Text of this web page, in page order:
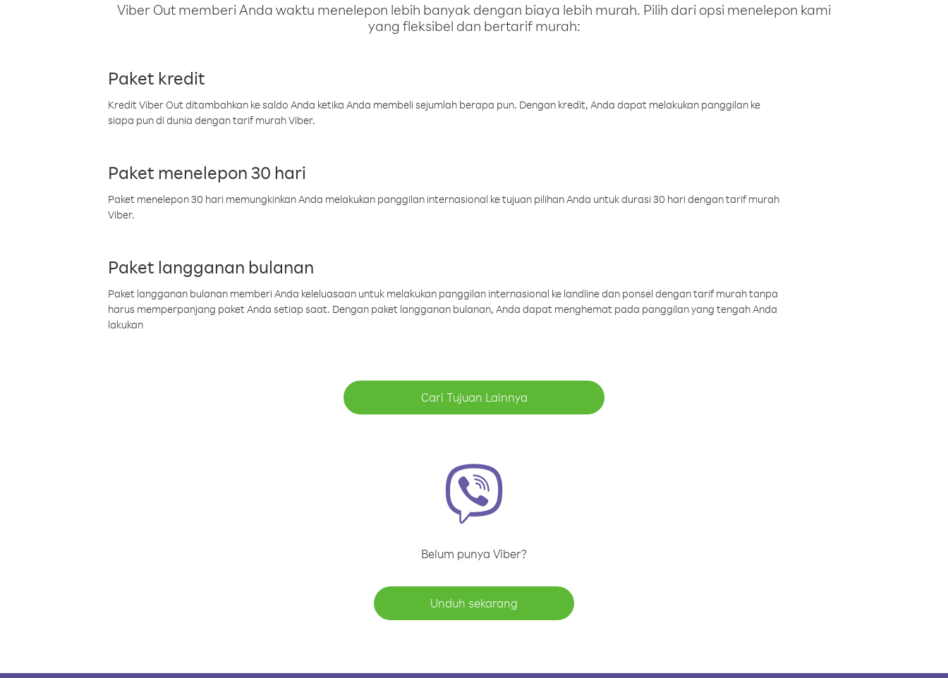
Viber Out memberi Anda waktu menelepon lebih banyak dengan biaya lebih murah. Pilih dari opsi menelepon kami
yang fleksibel dan bertarif murah:
Paket kredit
Kredit Viber Out ditambahkan ke saldo Anda ketika Anda membeli sejumlah berapa pun. Dengan kredit, Anda dapat melakukan panggilan ke
siapa pun di dunia dengan tarif murah Viber.
Paket menelepon 30 hari
Paket menelepon 30 hari memungkinkan Anda melakukan panggilan internasional ke tujuan pilihan Anda untuk durasi 30 hari dengan tarif murah
Viber.
Paket langganan bulanan
Paket langganan bulanan memberi Anda keleluasaan untuk melakukan panggilan internasional ke landline dan ponsel dengan tarif murah tanpa
harus memperpanjang paket Anda setiap saat. Dengan paket langganan bulanan, Anda dapat menghemat pada panggilan yang tengah Anda
lakukan
Cari Tujuan Lainnya
Belum punya Viber?
Unduh sekarang